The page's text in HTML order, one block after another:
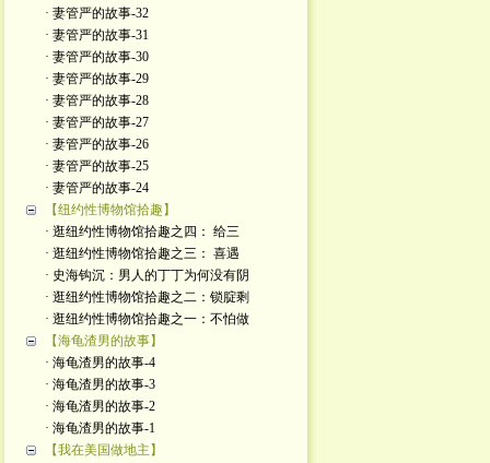
· 妻管严的故事-32
· 妻管严的故事-31
· 妻管严的故事-30
· 妻管严的故事-29
· 妻管严的故事-28
· 妻管严的故事-27
· 妻管严的故事-26
· 妻管严的故事-25
· 妻管严的故事-24
【纽约性博物馆拾趣】
· 逛纽约性博物馆拾趣之四： 给三
· 逛纽约性博物馆拾趣之三： 喜遇
· 史海钩沉：男人的丁丁为何没有阴
· 逛纽约性博物馆拾趣之二：锁腚剩
· 逛纽约性博物馆拾趣之一：不怕做
【海龟渣男的故事】
· 海龟渣男的故事-4
· 海龟渣男的故事-3
· 海龟渣男的故事-2
· 海龟渣男的故事-1
【我在美国做地主】